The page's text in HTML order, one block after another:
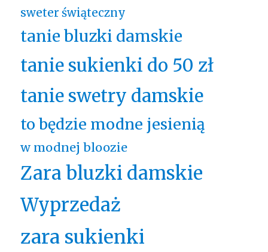
sweter świąteczny
tanie bluzki damskie
tanie sukienki do 50 zł
tanie swetry damskie
to będzie modne jesienią
w modnej bloozie
Zara bluzki damskie
Wyprzedaż
zara sukienki